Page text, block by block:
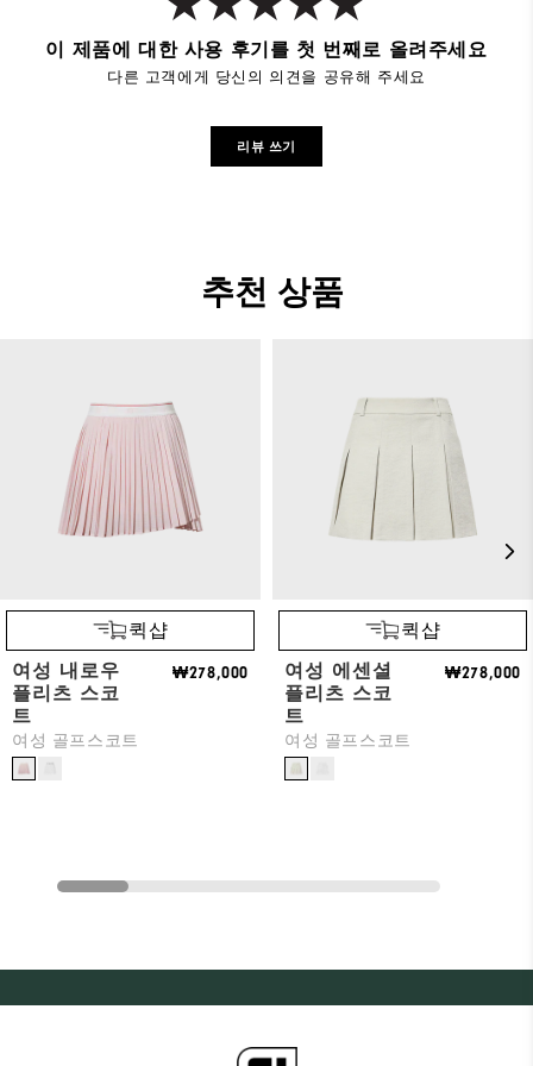
이 제품에 대한 사용 후기를 첫 번째로 올려주세요
다른 고객에게 당신의 의견을 공유해 주세요
리뷰 쓰기
추천 상품
퀵샵
여성 내로우
플리츠 스코
트
여성 골프스코트
₩278,000
퀵샵
여성 에센셜
플리츠 스코
트
여성 골프스코트
₩278,000